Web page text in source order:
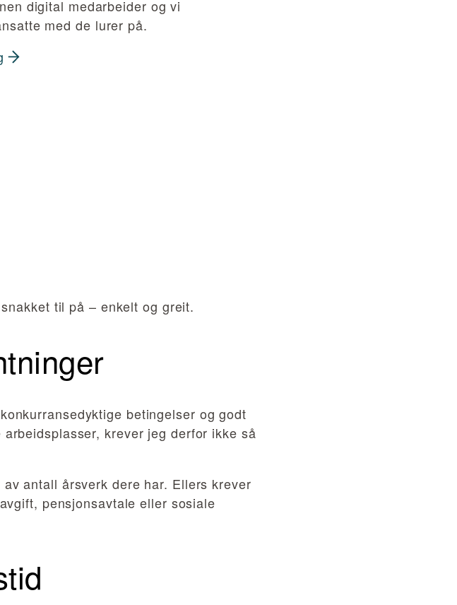
digital medarbeider og vi
med de lurer på.
til på – enkelt og greit.
betingelser og godt
krever jeg derfor ikke så
antall årsverk dere har. Ellers krever
pensjonsavtale eller sosiale